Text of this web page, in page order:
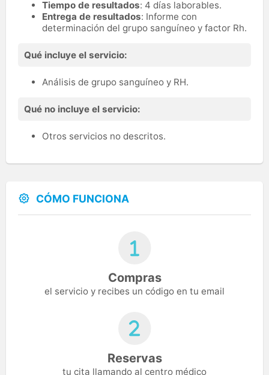
Tiempo de resultados: 4 días laborables.
Entrega de resultados: Informe con
determinación del grupo sanguíneo y factor Rh.
Qué incluye el servicio:
Análisis de grupo sanguíneo y RH.
Qué no incluye el servicio:
Otros servicios no descritos.
CÓMO FUNCIONA
Compras
el servicio y recibes un código en tu email
Reservas
tu cita llamando al centro médico